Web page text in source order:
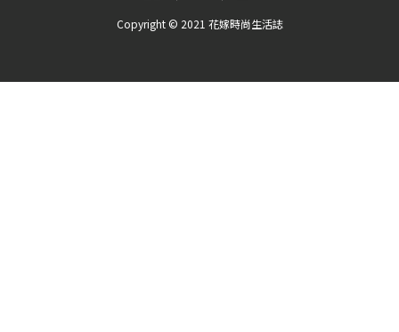
Copyright © 2021 花嫁時尚生活誌